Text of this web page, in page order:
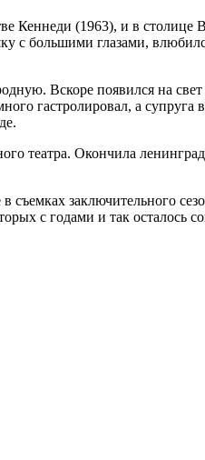
Кеннеди (1963), и в столице
с большими глазами,
Вскоре появился на
гастролировал, а супруга
театра. Окончила
заключительного
с годами и так осталось